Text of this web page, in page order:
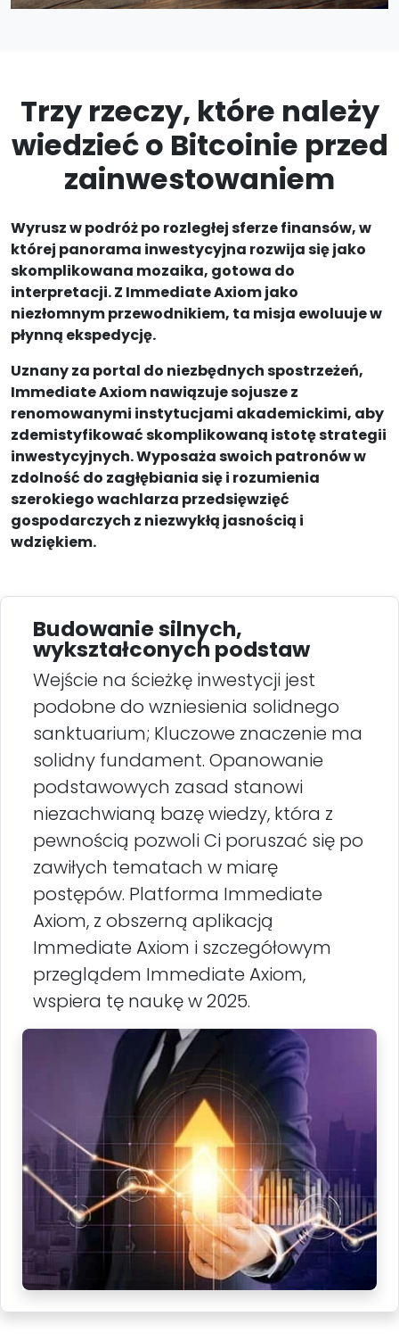
Trzy rzeczy, które należy
wiedzieć o Bitcoinie przed
zainwestowaniem
Wyrusz w podróż po rozległej sferze finansów, w
której panorama inwestycyjna rozwija się jako
skomplikowana mozaika, gotowa do
interpretacji. Z Immediate Axiom jako
niezłomnym przewodnikiem, ta misja ewoluuje w
płynną ekspedycję.
Uznany za portal do niezbędnych spostrzeżeń,
Immediate Axiom nawiązuje sojusze z
renomowanymi instytucjami akademickimi, aby
zdemistyfikować skomplikowaną istotę strategii
inwestycyjnych. Wyposaża swoich patronów w
zdolność do zagłębiania się i rozumienia
szerokiego wachlarza przedsięwzięć
gospodarczych z niezwykłą jasnością i
wdziękiem.
Budowanie silnych,
wykształconych podstaw
Wejście na ścieżkę inwestycji jest
podobne do wzniesienia solidnego
sanktuarium; Kluczowe znaczenie ma
solidny fundament. Opanowanie
podstawowych zasad stanowi
niezachwianą bazę wiedzy, która z
pewnością pozwoli Ci poruszać się po
zawiłych tematach w miarę
postępów. Platforma Immediate
Axiom, z obszerną aplikacją
Immediate Axiom i szczegółowym
przeglądem Immediate Axiom,
wspiera tę naukę w 2025.